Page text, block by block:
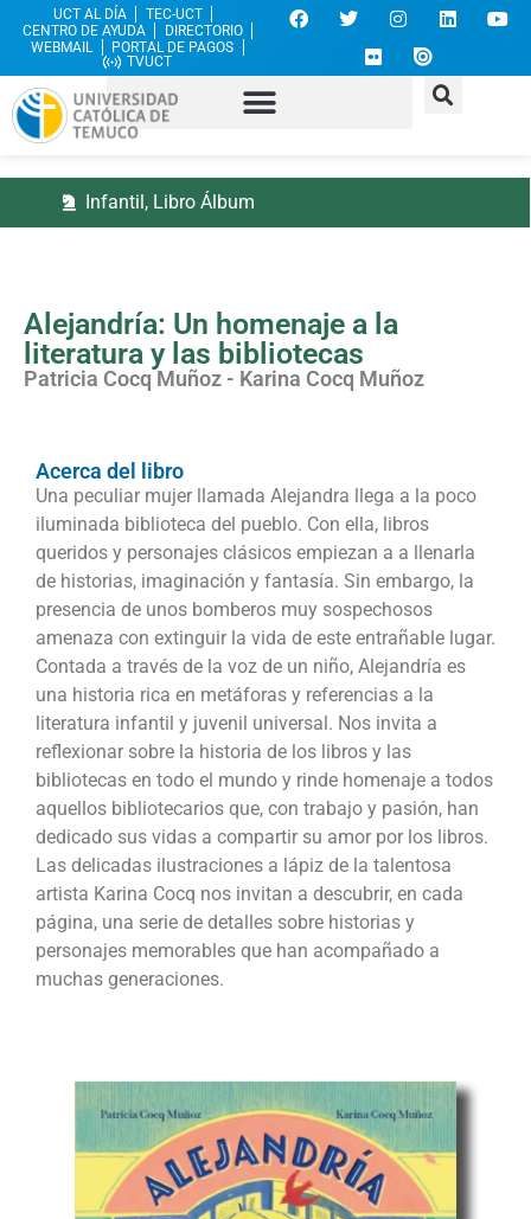
UCT AL DÍA
TEC-UCT
CENTRO DE AYUDA
DIRECTORIO
WEBMAIL
PORTAL DE PAGOS
TVUCT
Infantil, Libro Álbum
Alejandría: Un homenaje a la
literatura y las bibliotecas
Patricia Cocq Muñoz - Karina Cocq Muñoz
Acerca del libro
Una peculiar mujer llamada Alejandra llega a la poco
iluminada biblioteca del pueblo. Con ella, libros
queridos y personajes clásicos empiezan a a llenarla
de historias, imaginación y fantasía. Sin embargo, la
presencia de unos bomberos muy sospechosos
amenaza con extinguir la vida de este entrañable lugar.
Contada a través de la voz de un niño, Alejandría es
una historia rica en metáforas y referencias a la
literatura infantil y juvenil universal. Nos invita a
reflexionar sobre la historia de los libros y las
bibliotecas en todo el mundo y rinde homenaje a todos
aquellos bibliotecarios que, con trabajo y pasión, han
dedicado sus vidas a compartir su amor por los libros.
Las delicadas ilustraciones a lápiz de la talentosa
artista Karina Cocq nos invitan a descubrir, en cada
página, una serie de detalles sobre historias y
personajes memorables que han acompañado a
muchas generaciones.